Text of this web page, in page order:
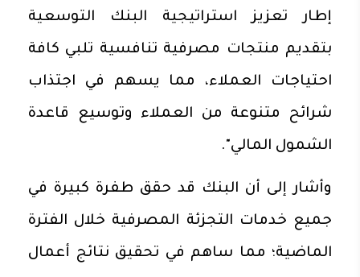
إطار تعزيز استراتيجية البنك التوسعية
بتقديم منتجات مصرفية تنافسية تلبي كافة
احتياجات العملاء، مما يسهم في اجتذاب
شرائح متنوعة من العملاء وتوسيع قاعدة
الشمول المالي".
وأشار إلى أن البنك قد حقق طفرة كبيرة في
جميع خدمات التجزئة المصرفية خلال الفترة
الماضية؛ مما ساهم في تحقيق نتائج أعمال